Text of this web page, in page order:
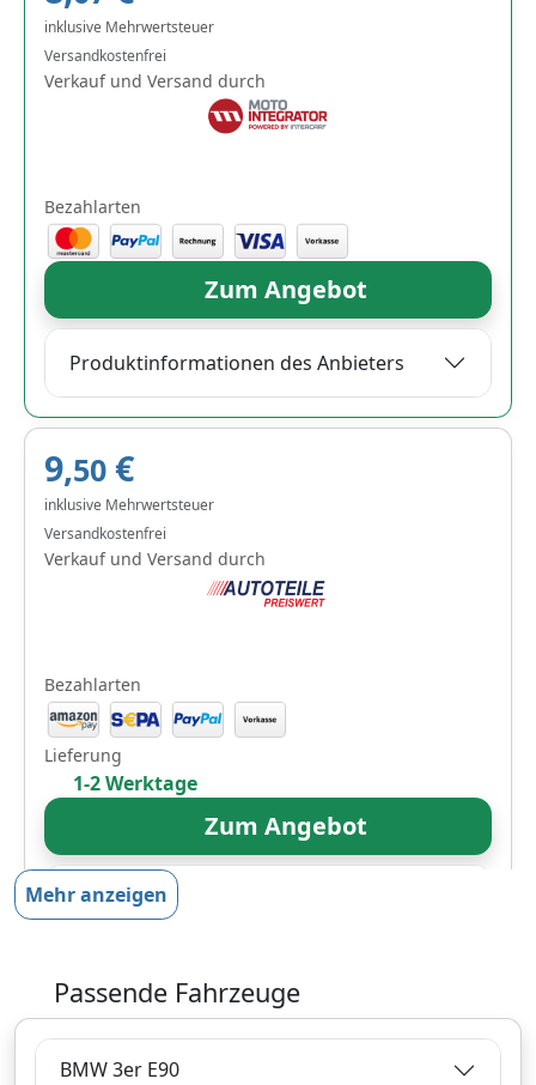
inklusive Mehrwertsteuer
Versandkostenfrei
Verkauf und Versand durch
Bezahlarten
Zum Angebot
Produktinformationen des Anbieters
9,50 €
inklusive Mehrwertsteuer
Versandkostenfrei
Verkauf und Versand durch
Bezahlarten
Lieferung
1-2 Werktage
Zum Angebot
Produktinformationen des Anbieters
11,96€
inklusive Mehrwertsteuer
Versandkostenfrei
Mehr anzeigen
Passende Fahrzeuge
BMW 3er E90